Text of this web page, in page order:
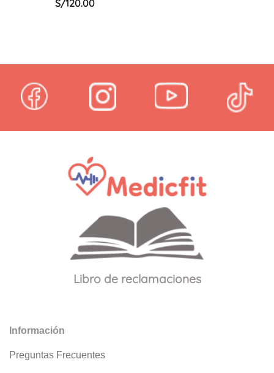
Valorado
S/120.00
Libro de reclamaciones
Información
Preguntas Frecuentes